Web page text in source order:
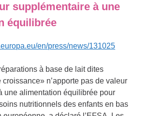
supplémentaire à une
équilibrée
en/press/news/131025
à base de lait dites
n’apporte pas de valeur
une alimentation équilibrée pour
nutritionnels des enfants en bas